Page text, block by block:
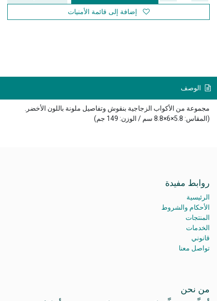
إضافة إلى قائمة الأمنيات
الوصف
مجموعة من الأكواب الزجاجية بنقوش وتفاصيل ملونة باللون الأخضر.
(المقاس: 5.8×6×8.8 سم / الوزن: 149 جم)
روابط مفيدة
الرئيسية
الأحكام والشروط
المنتجات
الخدمات
قانوني
تواصل معنا
من نحن